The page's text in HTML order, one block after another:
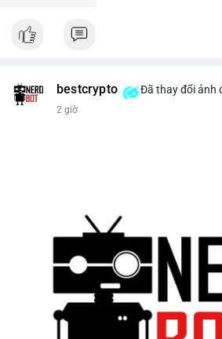
bestcrypto Đã thay đổi ảnh
2 giờ